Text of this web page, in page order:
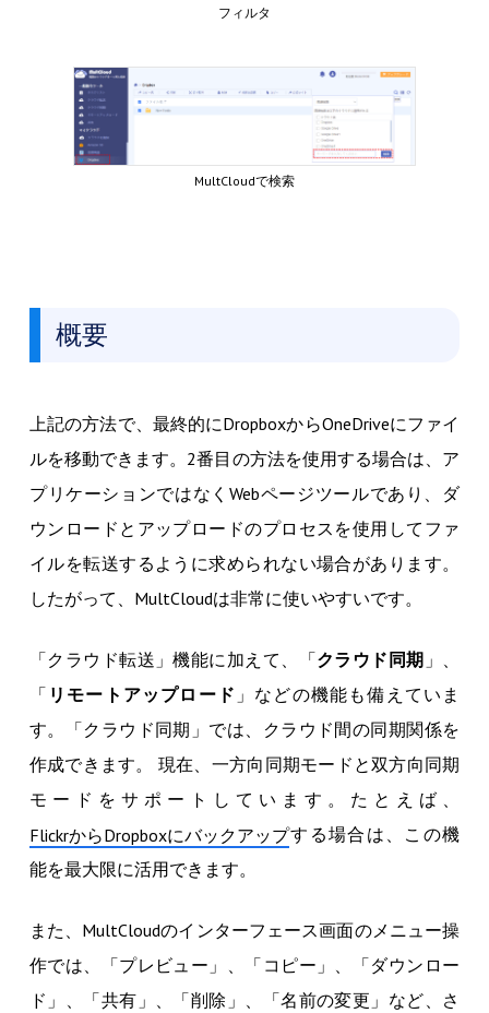
フィルタ
MultCloudで検索
概要
上記の方法で、最終的にDropboxからOneDriveにファイ
ルを移動できます。2番目の方法を使用する場合は、ア
プリケーションではなくWebページツールであり、ダ
ウンロードとアップロードのプロセスを使用してファ
イルを転送するように求められない場合があります。
したがって、MultCloudは非常に使いやすいです。
「クラウド転送」機能に加えて、「クラウド同期 」、
「 リモートアップロード 」などの機能も備えていま
す。「クラウド同期」では、クラウド間の同期関係を
作成できます。 現在、一方向同期モードと双方向同期
モードをサポートしています。たとえば、
FlickrからDropboxにバックアップする場合は、この機
能を最大限に活用できます。
また、MultCloudのインターフェース画面のメニュー操
作では、「プレビュー」、「コピー」、「ダウンロー
ド」、「共有」、「削除」、「名前の変更」など、さ